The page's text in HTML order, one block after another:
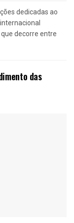
dedicadas ao
decorre entre
das